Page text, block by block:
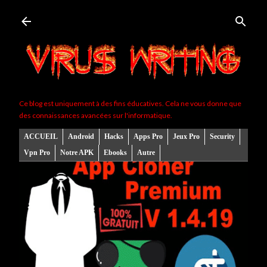
Ce blog est uniquement à des fins éducatives. Cela ne vous donne que
des connaissances avancées sur l'informatique.
ACCUEIL Android Hacks Apps Pro Jeux Pro
Security
Vpn Pro
Notre APK Ebooks Autre